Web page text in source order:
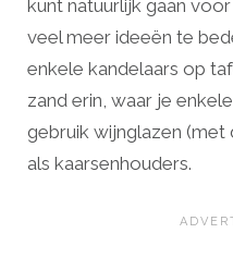
kunt natuurlijk gaan
veel meer ideeën te
enkele kandelaars op
zand erin, waar je
gebruik wijnglazen
als kaarsenhouders.